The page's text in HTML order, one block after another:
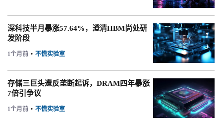
深科技半月暴涨57.64%，澄清HBM尚处研
发阶段
1个月前 • 不慌实验室
存储三巨头遭反垄断起诉，DRAM四年暴涨
7倍引争议
1个月前 • 不慌实验室